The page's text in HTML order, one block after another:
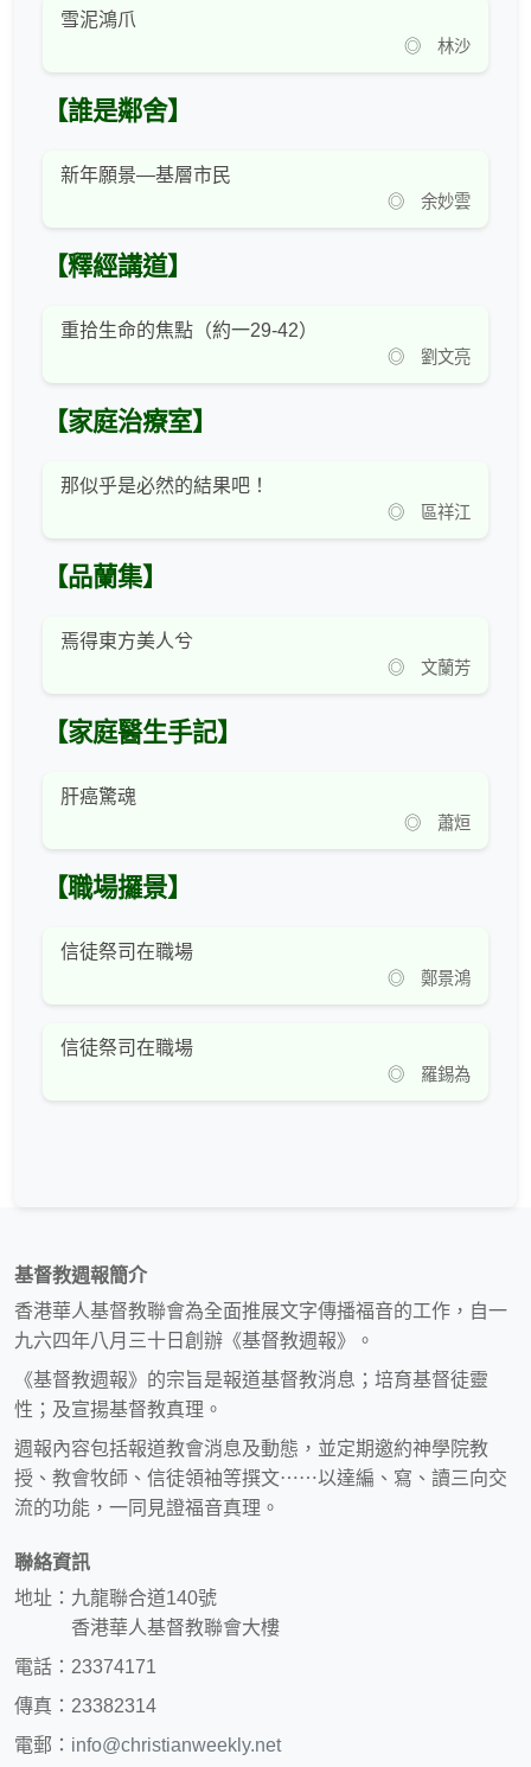
雪泥鴻爪
◎ 林沙
【誰是鄰舍】
新年願景—基層市民
◎ 余妙雲
【釋經講道】
重拾生命的焦點（約一29-42）
◎ 劉文亮
【家庭治療室】
那似乎是必然的結果吧！
◎ 區祥江
【品蘭集】
焉得東方美人兮
◎ 文蘭芳
【家庭醫生手記】
肝癌驚魂
◎ 蕭烜
【職場攞景】
信徒祭司在職場
◎ 鄭景鴻
信徒祭司在職場
◎ 羅錫為
基督教週報簡介
香港華人基督教聯會為全面推展文字傳播福音的工作，自一
九六四年八月三十日創辦《基督教週報》。
《基督教週報》的宗旨是報道基督教消息；培育基督徒靈
性；及宣揚基督教真理。
週報內容包括報道教會消息及動態，並定期邀約神學院教
授、教會牧師、信徒領袖等撰文⋯⋯以達編、寫、讀三向交
流的功能，一同見證福音真理。
聯絡資訊
地址：九龍聯合道140號
香港華人基督教聯會大樓
電話：23374171
傳真：23382314
電郵： info@christianweekly.net